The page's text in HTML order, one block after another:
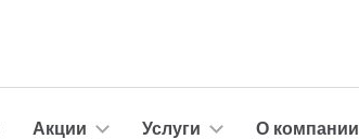
Акции Услуги
О компании